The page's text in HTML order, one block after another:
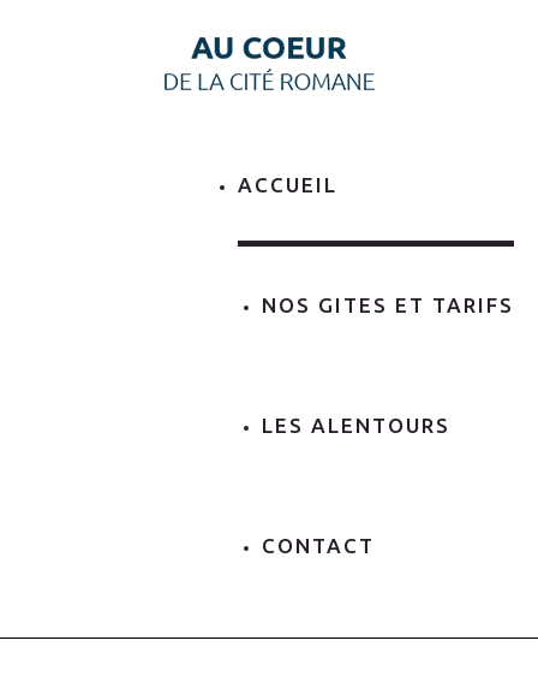
ACCUEIL
NOS GITES ET TARIFS
LES ALENTOURS
CONTACT